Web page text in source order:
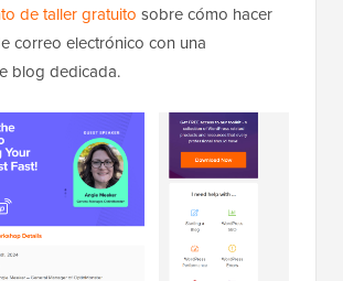
de taller gratuito sobre cómo hacer
correo electrónico con una
blog dedicada.